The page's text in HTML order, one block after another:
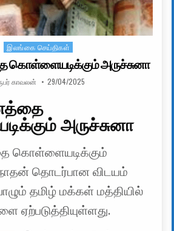
Posted in
இலங்கை செய்திகள்
அருச்சுனா
காவலன் PUBLISHED DATE:
29/04/2025
அருச்சுனா
கொள்ளையடிக்கும்
தொடர்பான விடயம்
தமிழ் மக்கள் மத்தியில்
ஏற்படுத்தியுள்ளது.